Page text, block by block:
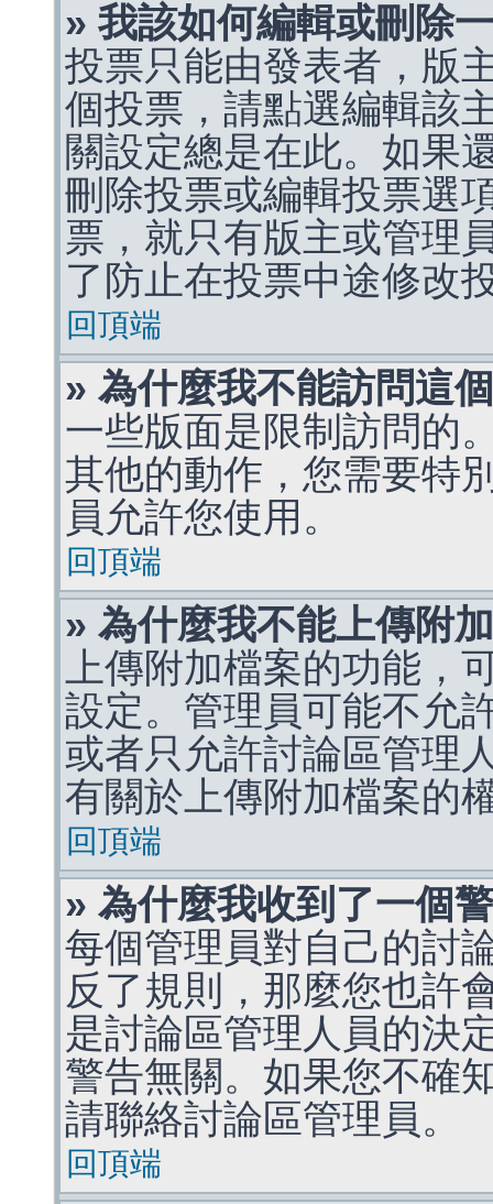
» 我該如何編輯或刪除
投票只能由發表者，版
個投票，請點選編輯該
關設定總是在此。如果
刪除投票或編輯投票選
票，就只有版主或管理
了防止在投票中途修改
回頂端
» 為什麼我不能訪問這
一些版面是限制訪問的
其他的動作，您需要特
員允許您使用。
回頂端
» 為什麼我不能上傳附
上傳附加檔案的功能，
設定。管理員可能不允
或者只允許討論區管理
有關於上傳附加檔案的
回頂端
» 為什麼我收到了一個
每個管理員對自己的討
反了規則，那麼您也許
是討論區管理人員的決
警告無關。如果您不確
請聯絡討論區管理員。
回頂端